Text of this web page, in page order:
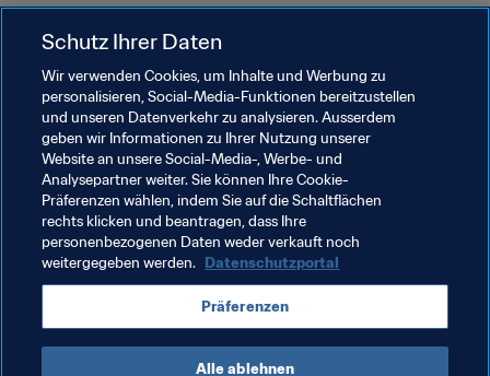
hoffen auf den sechsten Titel und ich glaube, mit
und diesen Jungs, die super gut sind, werden wir ihn
holen. Das einzige andere Team, das noch einen kleinen
Platz in meinem Herzen hat, ist Spanien. Mein Großvater
ist Spanier und ich mag die Spielweise der Spanier. Ich
glaube, sie haben viel von uns gelernt. Wir waren eine
gute Schule .
Verwandte Themen
Brazil CONMEBOL
Schutz Ihrer Daten
Wir verwenden Cookies, um Inhalte und Werbung zu
personalisieren, Social-Media-Funktionen bereitzustellen
und unseren Datenverkehr zu analysieren. Ausserdem
geben wir Informationen zu Ihrer Nutzung unserer
Website an unsere Social-Media-, Werbe- und
Analysepartner weiter. Sie können Ihre Cookie-
Präferenzen wählen, indem Sie auf die Schaltflächen
rechts klicken und beantragen, dass Ihre
personenbezogenen Daten weder verkauft noch
weitergegeben werden. Datenschutzportal
Präferenzen
Alle ablehnen